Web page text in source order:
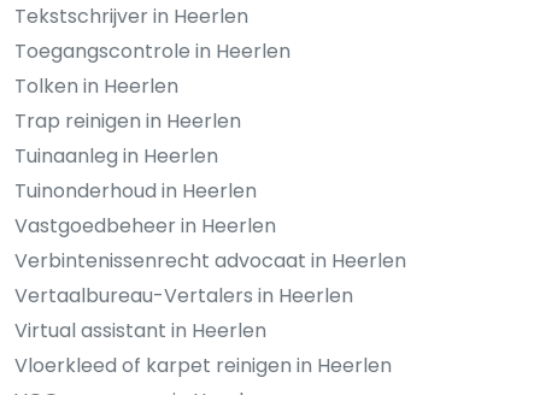
Tekstschrijver in Heerlen
Toegangscontrole in Heerlen
Tolken in Heerlen
Trap reinigen in Heerlen
Tuinaanleg in Heerlen
Tuinonderhoud in Heerlen
Vastgoedbeheer in Heerlen
Verbintenissenrecht advocaat in Heerlen
Vertaalbureau-Vertalers in Heerlen
Virtual assistant in Heerlen
Vloerkleed of karpet reinigen in Heerlen